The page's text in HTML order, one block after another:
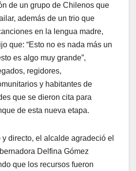
de un grupo de Chilenos que
además de un trio que
en la lengua madre,
que: “Esto no es nada más un
es algo muy grande”,
regidores,
y habitantes de
que se dieron cita para
de esta nueva etapa.
directo, el alcalde agradeció el
Delfina Gómez
que los recursos fueron